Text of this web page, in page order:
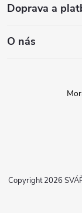
Doprava a
O nás
Copyright 2026